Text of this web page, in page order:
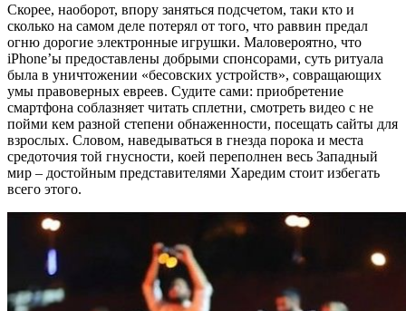
Скорее, наоборот, впору заняться подсчетом, таки кто и
сколько на самом деле потерял от того, что раввин предал
огню дорогие электронные игрушки. Маловероятно, что
iPhone’ы предоставлены добрыми спонсорами, суть ритуала
была в уничтожении «бесовских устройств», совращающих
умы правоверных евреев. Судите сами: приобретение
смартфона соблазняет читать сплетни, смотреть видео с не
пойми кем разной степени обнаженности, посещать сайты для
взрослых. Словом, наведываться в гнезда порока и места
средоточия той гнусности, коей переполнен весь Западный
мир – достойным представителями Харедим стоит избегать
всего этого.